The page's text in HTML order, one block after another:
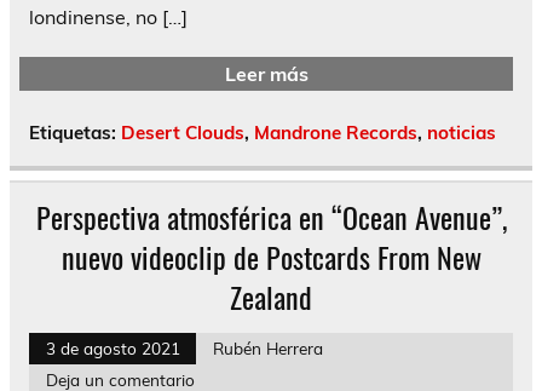
londinense, no […]
Leer más
Etiquetas: Desert Clouds, Mandrone Records, noticias
Perspectiva atmosférica en “Ocean Avenue”,
nuevo videoclip de Postcards From New
Zealand
3 de agosto 2021
Rubén Herrera
Deja un comentario